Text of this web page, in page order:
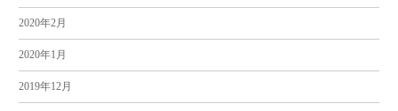
2020年2月
2020年1月
2019年12月